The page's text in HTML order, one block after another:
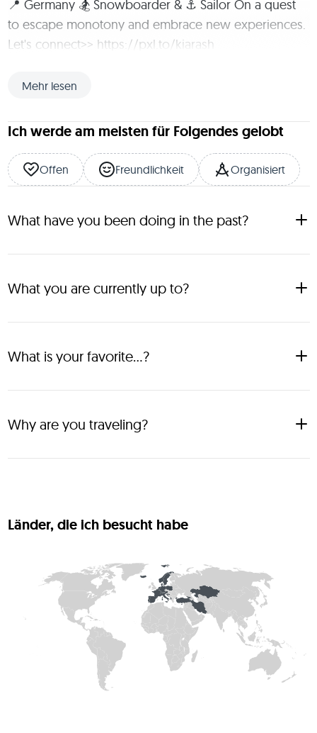
📍 Germany 🏂 Snowboarder & ⚓️ Sailor On a quest
to escape monotony and embrace new experiences.
Let's connect>> https://pxl.to/kiarash
Mehr lesen
Ich werde am meisten für Folgendes gelobt
Offen Freundlichkeit Organisiert
What have you been doing in the past?
Studied Genetics.
What you are currently up to?
Founder & Managing Director at Explorer Elite
What is your favorite...?
⛵ Sailing 🏂 Snowboarding 🚴‍♀️ Bike packing 🧗‍♂️
Why are you traveling?
Escaping monotony.
Länder, die ich besucht habe